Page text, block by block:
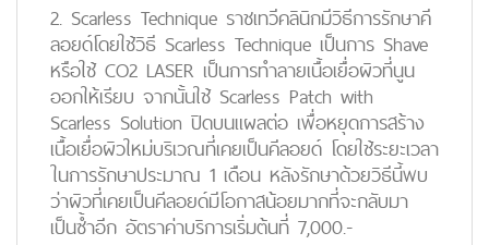
2. Scarless Technique ราชเทวีคลินิกมีวิธีการรักษาคี
ลอยด์โดยใช้วิธี Scarless Technique เป็นการ Shave
หรือใช้ CO2 LASER เป็นการทำลายเนื้อเยื่อผิวที่นูน
ออกให้เรียบ จากนั้นใช้ Scarless Patch with
Scarless Solution ปิดบนแผลต่อ เพื่อหยุดการสร้าง
เนื้อเยื่อผิวใหม่บริเวณที่เคยเป็นคีลอยด์ โดยใช้ระยะเวลา
ในการรักษาประมาณ 1 เดือน หลังรักษาด้วยวิธีนี้พบ
ว่าผิวที่เคยเป็นคีลอยด์มีโอกาสน้อยมากที่จะกลับมา
เป็นซ้ำอีก อัตราค่าบริการเริ่มต้นที่ 7,000.-